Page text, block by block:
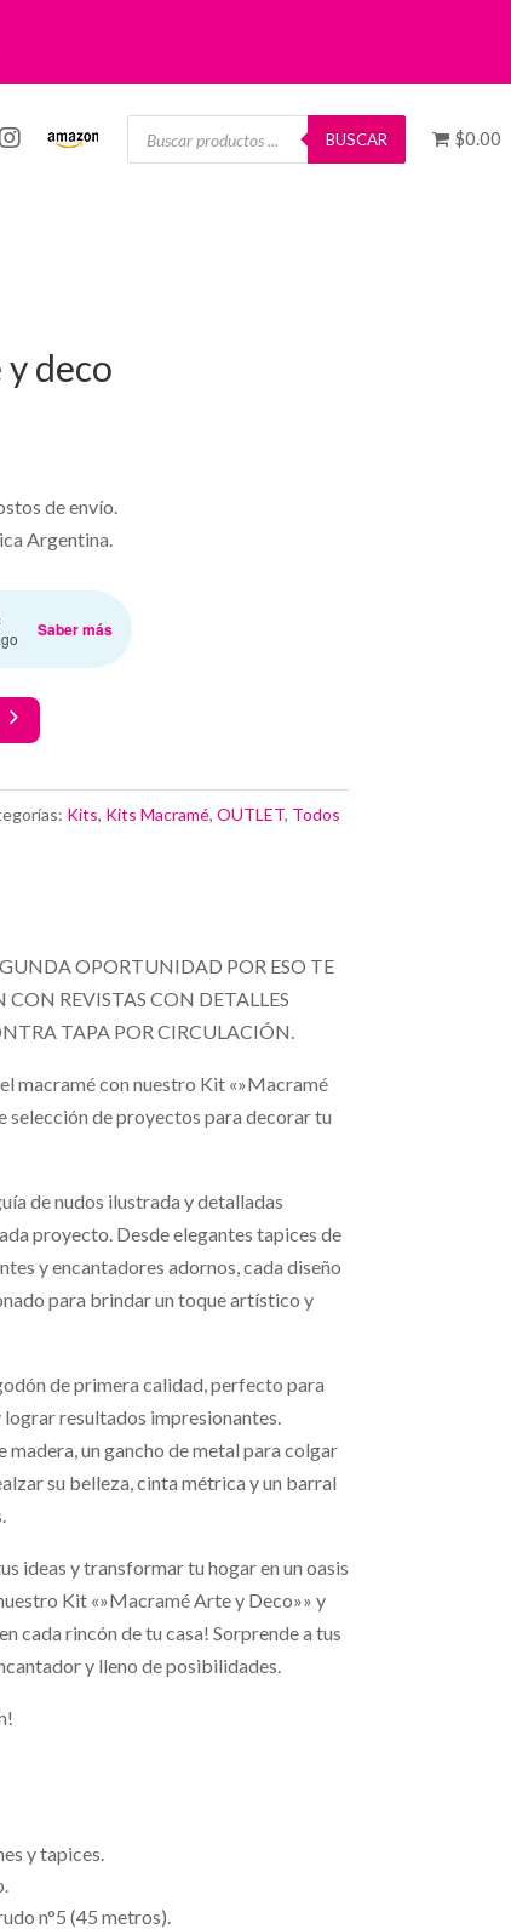
Búsqueda
productos
BUSCAR $0.00
deco
de envío.
Argentina.
Saber más
Kits, Kits Macramé, OUTLET, Todos
OPORTUNIDAD POR ESO TE
REVISTAS CON DETALLES
TAPA POR CIRCULACIÓN.
macramé con nuestro Kit «»Macramé
selección de proyectos para decorar tu
de nudos ilustrada y detalladas
proyecto. Desde elegantes tapices de
y encantadores adornos, cada diseño
para brindar un toque artístico y
de primera calidad, perfecto para
resultados impresionantes.
madera, un gancho de metal para colgar
su belleza, cinta métrica y un barral
ideas y transformar tu hogar en un oasis
Kit «»Macramé Arte y Deco»» y
cada rincón de tu casa! Sorprende a tus
y lleno de posibilidades.
y tapices.
n°5 (45 metros).